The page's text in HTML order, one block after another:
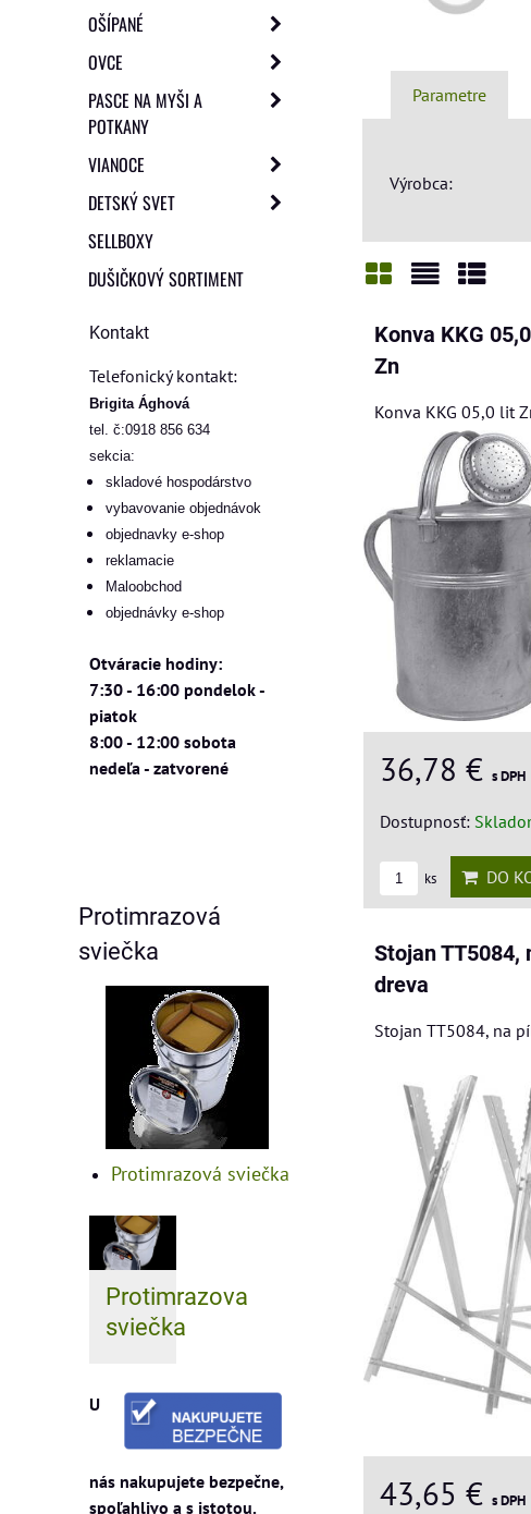
Parametre
Výrobca:
Konva KKG
Zn
Konva KKG 05,0 lit
36,78 € s DPH
Dostupnosť:
ks DO
Stojan TT5084,
dreva
Stojan TT5084, na
43,65 € s DPH
OŠÍPANÉ
OVCE
PASCE NA MYŠI A
POTKANY
VIANOCE
DETSKÝ SVET
SELLBOXY
DUŠIČKOVÝ SORTIMENT
Kontakt
Telefonický kontakt:
Brigita Ághová
tel. č:0918 856 634
sekcia:
skladové hospodárstvo
vybavovanie objednávok
objednavky e-shop
reklamacie
Maloobchod
objednávky e-shop
Otváracie hodiny:
7:30 - 16:00 pondelok -
piatok
8:00 - 12:00 sobota
nedeľa - zatvorené
Protimrazová
sviečka
Protimrazová sviečka
Protimrazova
sviečka
U
nás nakupujete bezpečne,
spoľahlivo a s istotou.